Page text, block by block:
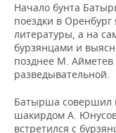
Начало бунта
поездки в
литературы, а на
бурзянцами и
позднее М. Айметев
разведывательной.
Батырша совершил
шакирдом А.
встретился с